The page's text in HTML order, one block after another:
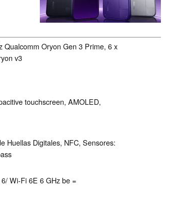
Qualcomm Oryon Gen 3 Prime, 6 x
v3
touchscreen, AMOLED,
Huellas Digitales, NFC, Sensores:
Wi-Fi 6E 6 GHz be =